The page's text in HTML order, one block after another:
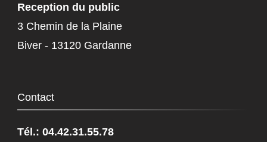
Reception du public
3 Chemin de la Plaine
Biver - 13120 Gardanne
Contact
Tél.: 04.42.31.55.78